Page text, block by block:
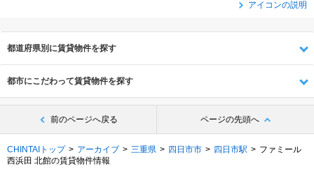
アイコンの説明
都道府県別に賃貸物件を探す
都市にこだわって賃貸物件を探す
前のページへ戻る ページの先頭へ
CHINTAIトップ アーカイブ 三重県 四日市市 四日市駅
ファミール
西浜田 北館の賃貸物件情報